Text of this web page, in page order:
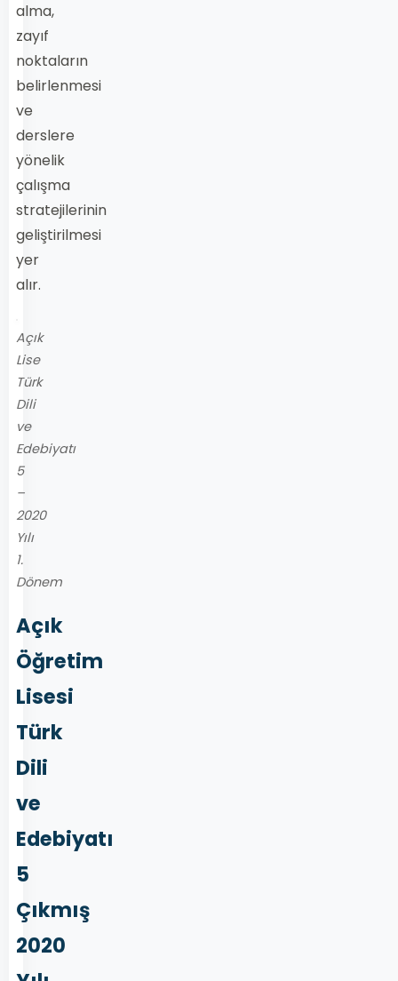
alma,
zayıf
noktaların
belirlenmesi
ve
derslere
yönelik
çalışma
stratejilerinin
geliştirilmesi
yer
alır.
Açık
Lise
Türk
Dili
ve
Edebiyatı
5
–
2020
Yılı
1.
Dönem
Açık
Öğretim
Lisesi
Türk
Dili
ve
Edebiyatı
5
Çıkmış
2020